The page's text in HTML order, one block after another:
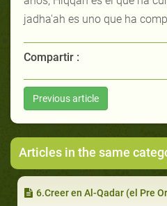
jadha'ah es uno que ha
Compartir :
Previous article
Articles in the same
6.Creer en Al-Qadar (el Pre